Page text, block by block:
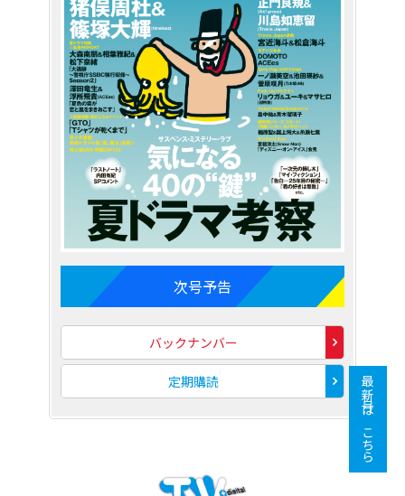
次号予告
バックナンバー
定期購読 最新号はこちら